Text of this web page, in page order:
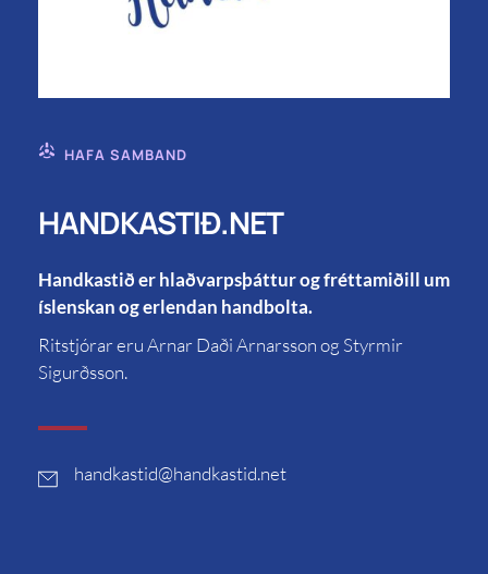
HAFA SAMBAND
HANDKASTIÐ.NET
Handkastið er hlaðvarpsþáttur og fréttamiðill um
íslenskan og erlendan handbolta.
Ritstjórar eru Arnar Daði Arnarsson og Styrmir
Sigurðsson.
handkastid@handkastid.net